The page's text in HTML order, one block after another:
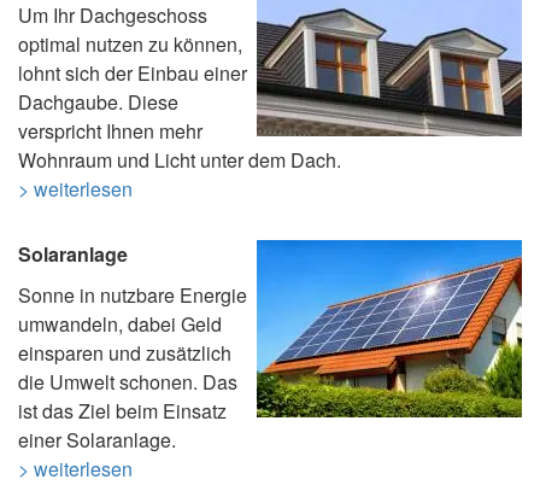
Um Ihr Dachgeschoss
optimal nutzen zu können,
lohnt sich der Einbau einer
Dachgaube. Diese
verspricht Ihnen mehr
Wohnraum und Licht unter dem Dach.
> weiterlesen
Solaranlage
Sonne in nutzbare Energie
umwandeln, dabei Geld
einsparen und zusätzlich
die Umwelt schonen. Das
ist das Ziel beim Einsatz
einer Solaranlage.
> weiterlesen